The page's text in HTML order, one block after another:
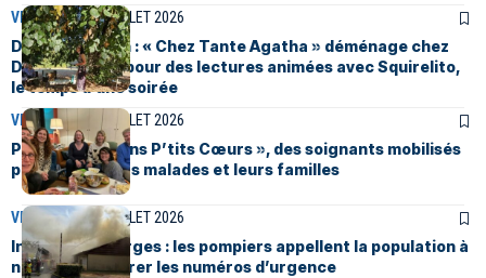
VIE LOCALE31 JUILLET 2026
Dun-sur-Auron : « Chez Tante Agatha » déménage chez
Dun Pas d’Âne pour des lectures animées avec Squirelito,
le temps d’une soirée
VIE LOCALE 29 JUILLET 2026
Pigny : « Missions P’tits Cœurs », des soignants mobilisés
pour les enfants malades et leurs familles
VIE LOCALE14 JUILLET 2026
Incendie à Bourges : les pompiers appellent la population à
ne pas encombrer les numéros d’urgence